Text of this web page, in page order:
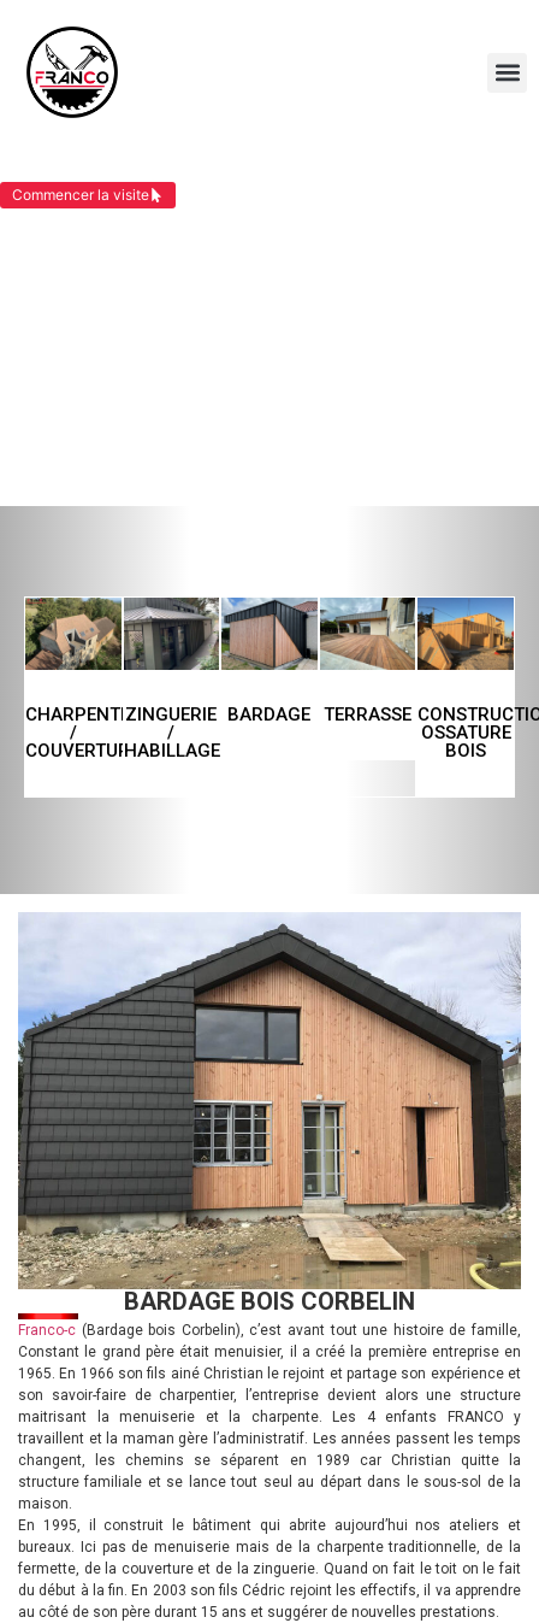
Commencer la visite
CHARPENTE
/
COUVERTURE
ZINGUERIE
/
HABILLAGE
BARDAGE TERRASSE
OSSATURE
BOIS
BARDAGE BOIS CORBELIN
Franco-c (Bardage bois Corbelin), c’est avant tout une histoire de famille,
Constant le grand père était menuisier, il a créé la première entreprise en
1965. En 1966 son fils ainé Christian le rejoint et partage son expérience et
son savoir-faire de charpentier, l’entreprise devient alors une structure
maitrisant la menuiserie et la charpente. Les 4 enfants FRANCO y
travaillent et la maman gère l’administratif. Les années passent les temps
changent, les chemins se séparent en 1989 car Christian quitte la
structure familiale et se lance tout seul au départ dans le sous-sol de la
maison.
En 1995, il construit le bâtiment qui abrite aujourd’hui nos ateliers et
bureaux. Ici pas de menuiserie mais de la charpente traditionnelle, de la
fermette, de la couverture et de la zinguerie. Quand on fait le toit on le fait
du début à la fin. En 2003 son fils Cédric rejoint les effectifs, il va apprendre
au côté de son père durant 15 ans et suggérer de nouvelles prestations.